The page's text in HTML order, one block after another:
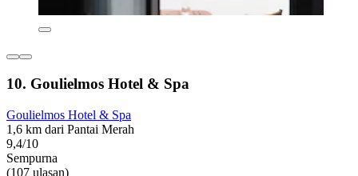
10. Goulielmos Hotel & Spa
Goulielmos Hotel & Spa
1,6 km dari Pantai Merah
9,4/10
Sempurna
(107 ulasan)